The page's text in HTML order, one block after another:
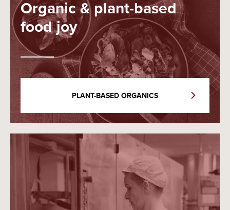
Organic & plant-based
food joy
PLANT-BASED ORGANICS